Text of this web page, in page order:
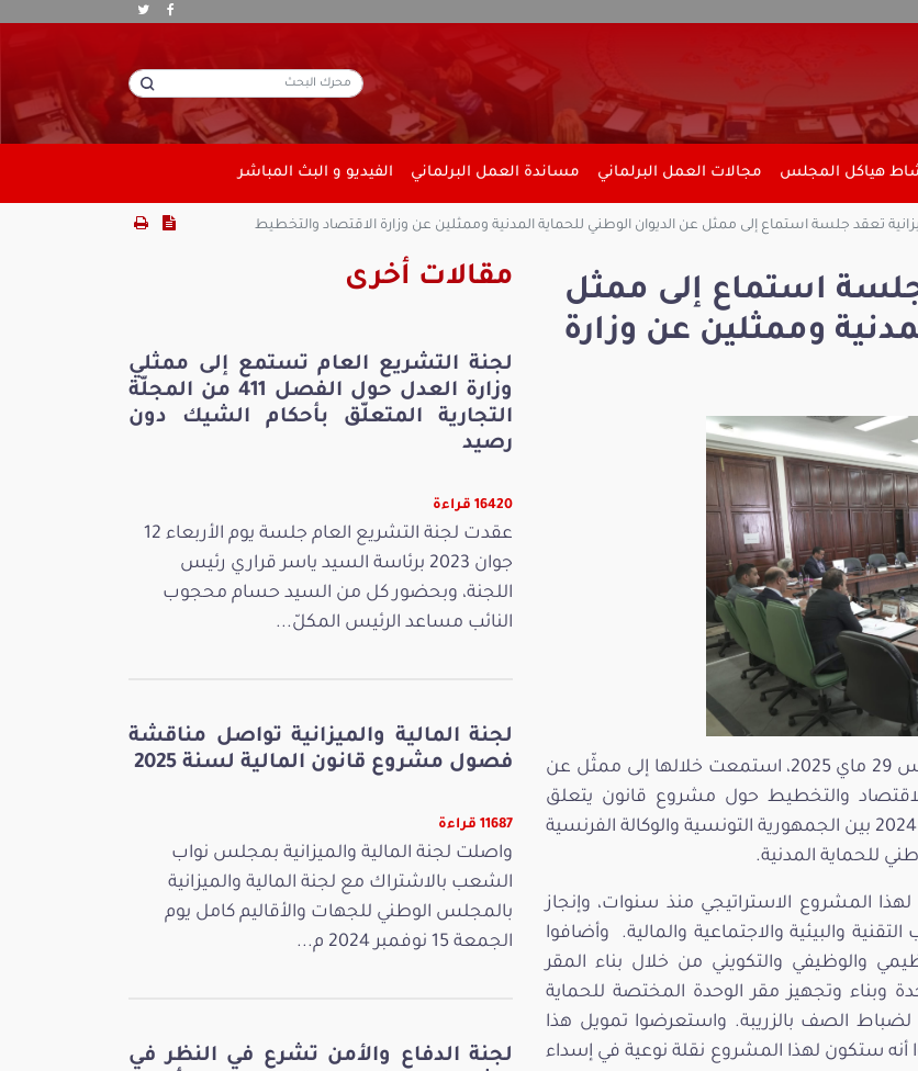
هياكل المجلس مجالات العمل البرلماني مساندة العمل البرلماني الفيديو و البث المباشر
تعقد جلسة استماع إلى ممثل عن الديوان الوطني للحماية المدنية وممثلين عن وزارة الاقتصاد والتخطيط
جلسة استماع إلى ممثل
وممثلين عن وزارة
عقدت لجنة المالية والميزانية جلسة صباح يوم الخميس 29 ماي 2025، استمعت خلالها إلى ممثّل عن
الاقتصاد والتخطيط حول مشروع قانون يتعلق
بالموافقة على اتفاقية القرض المبرمة بتاريخ 24 سبتمبر 2024 بين الجمهورية التونسية والوكالة الفرنسية
للحماية المدنية.
المشروع الاستراتيجي منذ سنوات، وإنجاز
سنة 2023 تتعلّق بالجوانب التقنية والبيئية والاجتماعية والمالية. وأضافوا
والوظيفي والتكويني من خلال بناء المقر
وبناء وتجهيز مقر الوحدة المختصة للحماية
لضباط الصف بالزريبة. واستعرضوا تمويل هذا
ستكون لهذا المشروع نقلة نوعية في إسداء
مقالات أخرى
لجنة التشريع العام تستمع إلى ممثلي
وزارة العدل حول الفصل 411 من المجلّة
التجارية المتعلّق بأحكام الشيك دون
رصيد
16420 قراءة
عقدت لجنة التشريع العام جلسة يوم الأربعاء 12
جوان 2023 برئاسة السيد ياسر قراري رئيس
اللجنة، وبحضور كل من السيد حسام محجوب
النائب مساعد الرئيس المكلّ...
لجنة المالية والميزانية تواصل مناقشة
فصول مشروع قانون المالية لسنة 2025
11687 قراءة
واصلت لجنة المالية والميزانية بمجلس نواب
الشعب بالاشتراك مع لجنة المالية والميزانية
بالمجلس الوطني للجهات والأقاليم كامل يوم
الجمعة 15 نوفمبر 2024 م...
لجنة الدفاع والأمن تشرع في النظر في